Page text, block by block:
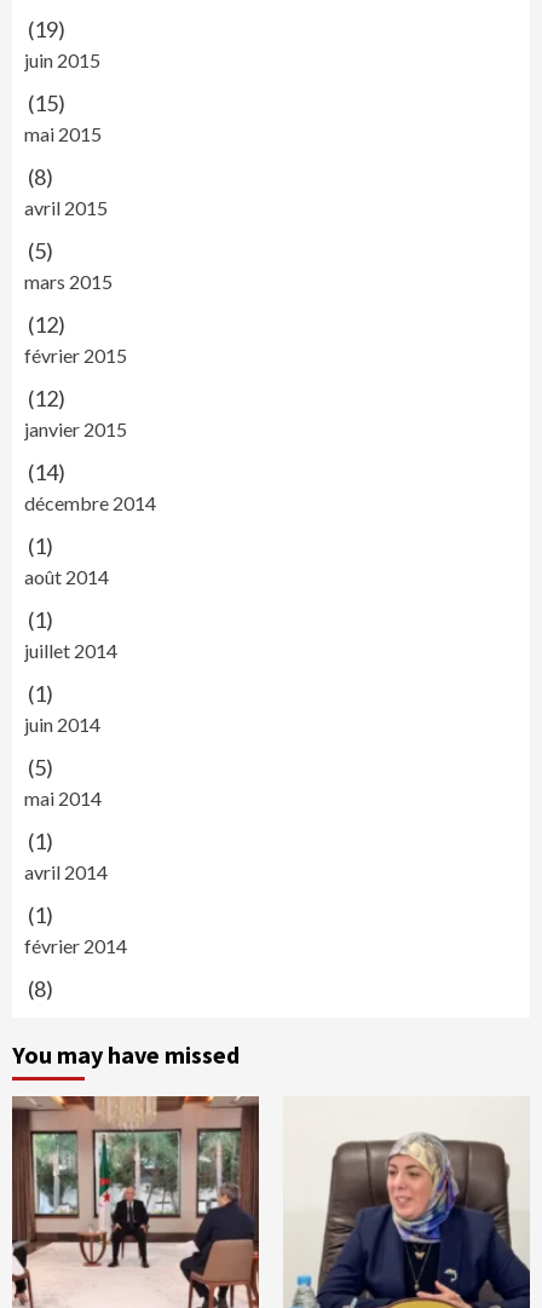
(19)
juin 2015
(15)
mai 2015
(8)
avril 2015
(5)
mars 2015
(12)
février 2015
(12)
janvier 2015
(14)
décembre 2014
(1)
août 2014
(1)
juillet 2014
(1)
juin 2014
(5)
mai 2014
(1)
avril 2014
(1)
février 2014
(8)
You may have missed